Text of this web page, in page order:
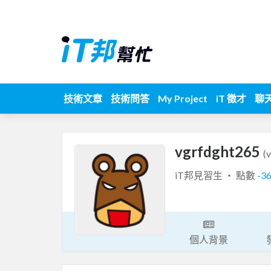
技術文章 技術問答 My Project iT 徵才 聊
vgrfdght265
iT邦見習生 ‧ 點數 -36
個人背景